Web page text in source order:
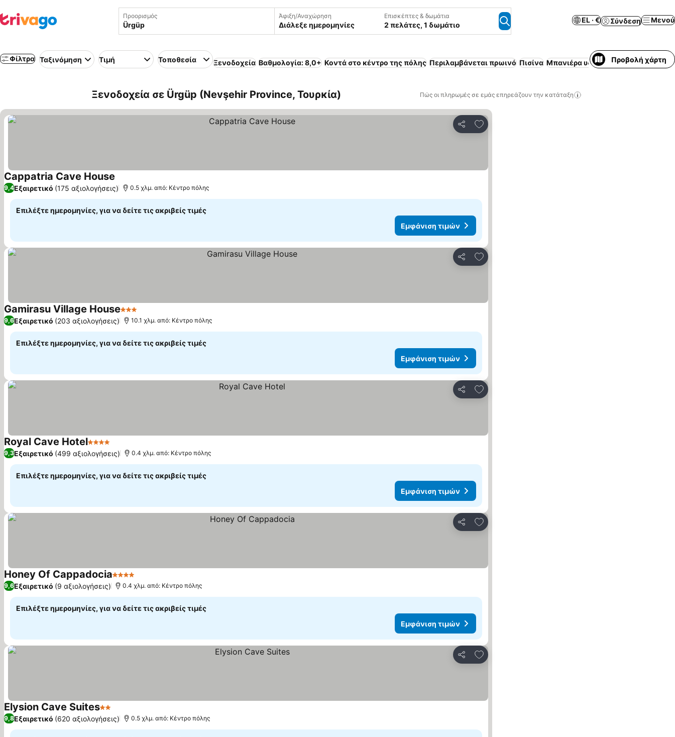
Προορισμός Άφιξη/Αναχώρηση
Διάλεξε ημερομηνίες
Επισκέπτες & δωμάτια
2 πελάτες, 1 δωμάτιο
EL · € Σύνδεση Μενού
Φίλτρα Ταξινόμηση Τιμή Τοποθεσία Ξενοδοχεία Βαθμολογία: 8,0+ Κοντά στο κέντρο της πόλης Περιλαμβάνεται πρωινό Πισίνα Μπανιέρα υδρομασάζ All inclusive
Προβολή χάρτη
Ξενοδοχεία σε Ürgüp (Nevşehir Province, Τουρκία) Πώς οι πληρωμές σε εμάς επηρεάζουν την κατάταξη
Κοινοποίηση
Προσθήκη στα αγαπημένα
Cappatria Cave House
9,4Εξαιρετικό (175 αξιολογήσεις) 0.5 χλμ. από: Κέντρο πόλης
Επιλέξτε ημερομηνίες, για να δείτε τις ακριβείς τιμές
Εμφάνιση τιμών
Κοινοποίηση
Προσθήκη στα αγαπημένα
Gamirasu Village House3 Αστέρια
9,6Εξαιρετικό (203 αξιολογήσεις) 10.1 χλμ. από: Κέντρο πόλης
Επιλέξτε ημερομηνίες, για να δείτε τις ακριβείς τιμές
Εμφάνιση τιμών
Κοινοποίηση
Προσθήκη στα αγαπημένα
Royal Cave Hotel4 Αστέρια
9,3Εξαιρετικό (499 αξιολογήσεις) 0.4 χλμ. από: Κέντρο πόλης
Επιλέξτε ημερομηνίες, για να δείτε τις ακριβείς τιμές
Εμφάνιση τιμών
Κοινοποίηση
Προσθήκη στα αγαπημένα
Honey Of Cappadocia4 Αστέρια
9,6Εξαιρετικό (9 αξιολογήσεις) 0.4 χλμ. από: Κέντρο πόλης
Επιλέξτε ημερομηνίες, για να δείτε τις ακριβείς τιμές
Εμφάνιση τιμών
Κοινοποίηση
Προσθήκη στα αγαπημένα
Elysion Cave Suites2 Αστέρια
9,8Εξαιρετικό (620 αξιολογήσεις) 0.5 χλμ. από: Κέντρο πόλης